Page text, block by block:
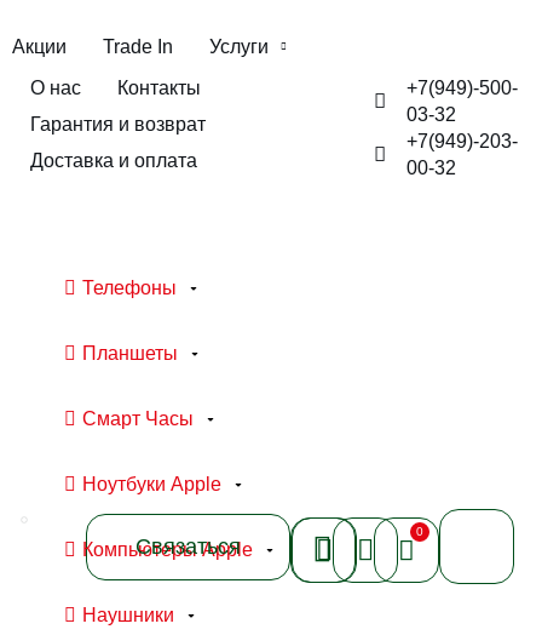
Акции Trade In
Услуги
О нас
Контакты
Гарантия и возврат
Доставка и оплата
+7(949)-500-
03-32
+7(949)-203-
00-32
Телефоны
Планшеты
Смарт Часы
Ноутбуки Apple
Компьютеры Apple
Наушники
Связаться
0